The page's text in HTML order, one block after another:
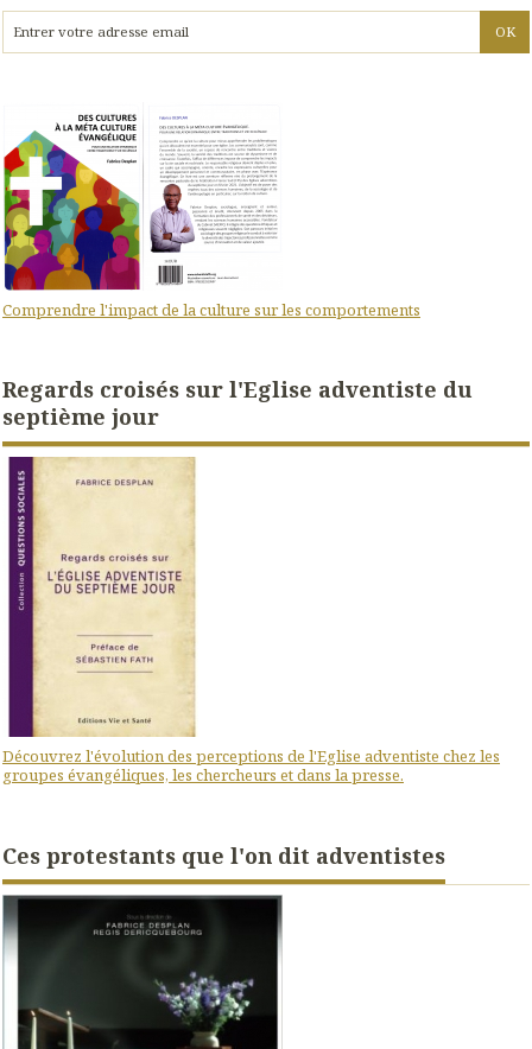
Comprendre l'impact de la culture sur les comportements
Regards croisés sur l'Eglise adventiste du
septième jour
Découvrez l'évolution des perceptions de l'Eglise adventiste chez les
groupes évangéliques, les chercheurs et dans la presse.
Ces protestants que l'on dit adventistes